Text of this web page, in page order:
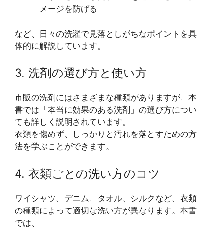
メージを防げる
など、日々の洗濯で見落としがちなポイントを具
体的に解説しています。
3. 洗剤の選び方と使い方
市販の洗剤にはさまざまな種類がありますが、本
書では「本当に効果のある洗剤」の選び方につい
ても詳しく説明されています。
衣類を傷めず、しっかりと汚れを落とすための方
法を学ぶことができます。
4. 衣類ごとの洗い方のコツ
ワイシャツ、デニム、タオル、シルクなど、衣類
の種類によって適切な洗い方が異なります。本書
では、